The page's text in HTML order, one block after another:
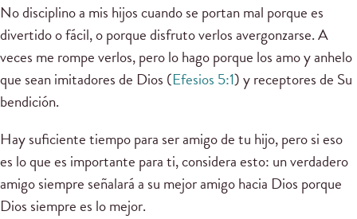
No disciplino a mis hijos cuando se portan mal porque es
divertido o fácil, o porque disfruto verlos avergonzarse. A
veces me rompe verlos, pero lo hago porque los amo y anhelo
que sean imitadores de Dios (Efesios 5:1) y receptores de Su
bendición.
Hay suficiente tiempo para ser amigo de tu hijo, pero si eso
es lo que es importante para ti, considera esto: un verdadero
amigo siempre señalará a su mejor amigo hacia Dios porque
Dios siempre es lo mejor.